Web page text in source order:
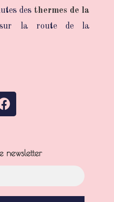
des thermes de la
la route de la
newsletter